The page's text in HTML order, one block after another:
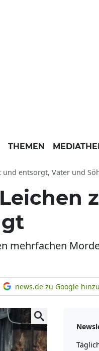
THEMEN
entsorgt, Vater und
Leichen
mehrfachen
news.de
news.de zu Google